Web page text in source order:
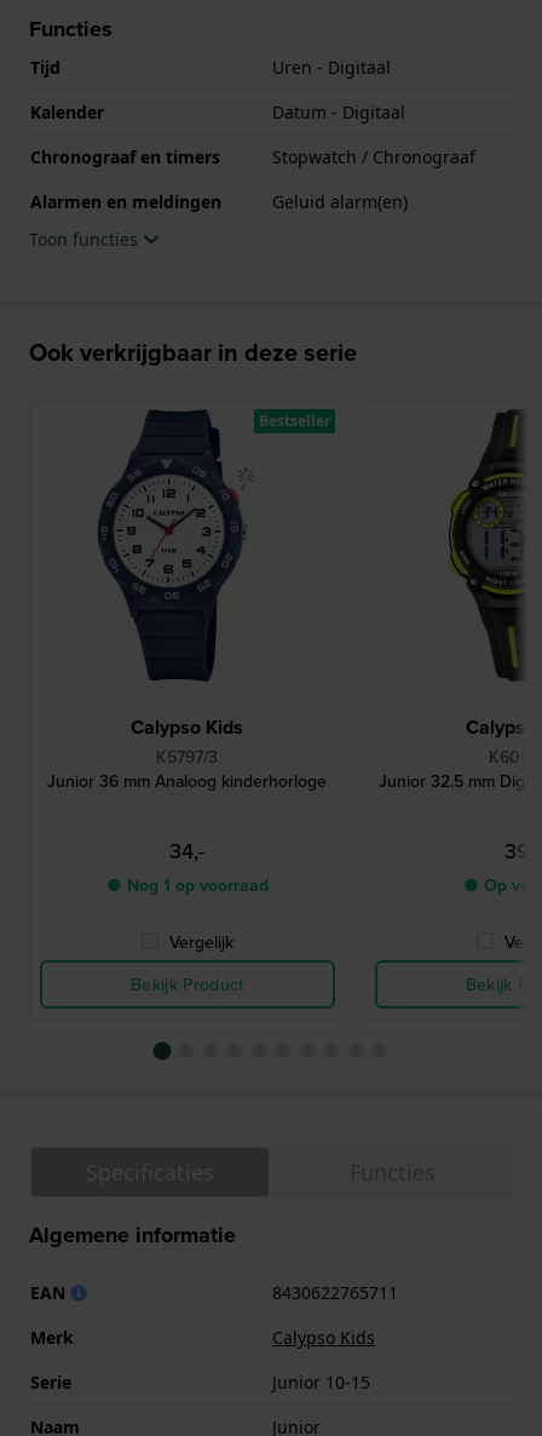
Functies
Tijd
Uren - Digitaal
Kalender
Datum - Digitaal
Chronograaf en timers
Stopwatch / Chronograaf
Alarmen en meldingen
Geluid alarm(en)
Toon functies
Ook verkrijgbaar in deze serie
Calypso Kids
K5797/3
Junior 36 mm Analoog kinderhorloge
34,-
● Nog 1 op voorraad
Vergelijk
Bekijk Product
Bestseller
Calypso
Junior 32.5 mm
39,-
● Op
Bekijk
Algemene informatie
EAN
8430622765711
Merk
Calypso Kids
Serie
Junior 10-15
Naam
Junior